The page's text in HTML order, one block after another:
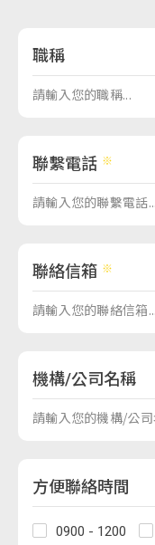
職稱
聯繫電話
聯絡信箱
機構/公司名稱
方便聯絡時間
0900 - 1200